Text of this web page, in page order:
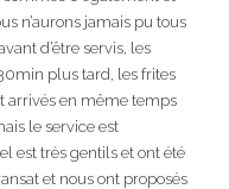
n’aurons jamais pu tous
d’être servis, les
plus tard, les frites
arrivés en même temps
le service est
est très gentils et ont été
et nous ont proposés